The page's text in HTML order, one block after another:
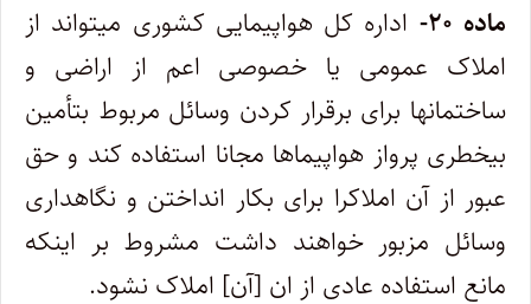
ماده ۲۰-
اداره کل هواپیمایی کشوری میتواند از
املاک عمومی یا خصوصی اعم از اراضی و
ساختمانها برای برقرار کردن وسائل مربوط بتأمین
‌بیخطری پرواز هواپیماها مجانا استفاده کند و حق
عبور از آن املاکرا برای بکار انداختن و نگاهداری
وسائل مزبور خواهند داشت مشروط بر اینکه
‌مانع استفاده عادی از ان [آن] املاک نشود.